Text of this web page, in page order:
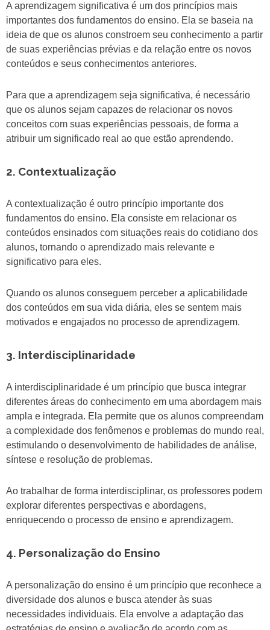
A aprendizagem significativa é um dos princípios mais
importantes dos fundamentos do ensino. Ela se baseia na
ideia de que os alunos constroem seu conhecimento a partir
de suas experiências prévias e da relação entre os novos
conteúdos e seus conhecimentos anteriores.
Para que a aprendizagem seja significativa, é necessário
que os alunos sejam capazes de relacionar os novos
conceitos com suas experiências pessoais, de forma a
atribuir um significado real ao que estão aprendendo.
2. Contextualização
A contextualização é outro princípio importante dos
fundamentos do ensino. Ela consiste em relacionar os
conteúdos ensinados com situações reais do cotidiano dos
alunos, tornando o aprendizado mais relevante e
significativo para eles.
Quando os alunos conseguem perceber a aplicabilidade
dos conteúdos em sua vida diária, eles se sentem mais
motivados e engajados no processo de aprendizagem.
3. Interdisciplinaridade
A interdisciplinaridade é um princípio que busca integrar
diferentes áreas do conhecimento em uma abordagem mais
ampla e integrada. Ela permite que os alunos compreendam
a complexidade dos fenômenos e problemas do mundo real,
estimulando o desenvolvimento de habilidades de análise,
síntese e resolução de problemas.
Ao trabalhar de forma interdisciplinar, os professores podem
explorar diferentes perspectivas e abordagens,
enriquecendo o processo de ensino e aprendizagem.
4. Personalização do Ensino
A personalização do ensino é um princípio que reconhece a
diversidade dos alunos e busca atender às suas
necessidades individuais. Ela envolve a adaptação das